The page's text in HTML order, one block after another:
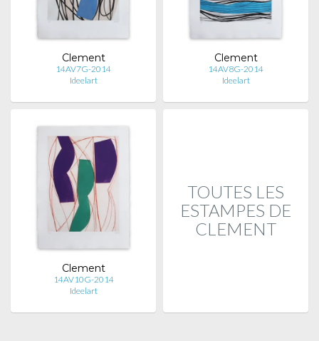
Clement
14AV7G-2014
Ideelart
Clement
14AV8G-2014
Ideelart
Clement
14AV10G-2014
Ideelart
TOUTES LES
ESTAMPES DE
CLEMENT